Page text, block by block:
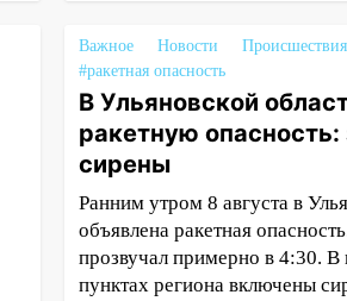
Важное Новости Происшествия
#ракетная опасность
В Ульяновской
ракетную опасность:
сирены
Ранним утром 8 августа в
объявлена ракетная
прозвучал примерно в 4:30. В
пунктах региона включены